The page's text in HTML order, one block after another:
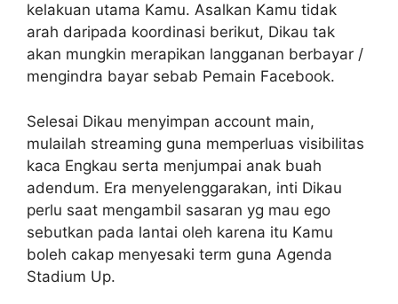
kelakuan utama Kamu. Asalkan Kamu tidak
arah daripada koordinasi berikut, Dikau tak
akan mungkin merapikan langganan berbayar /
mengindra bayar sebab Pemain Facebook.
Selesai Dikau menyimpan account main,
mulailah streaming guna memperluas visibilitas
kaca Engkau serta menjumpai anak buah
adendum. Era menyelenggarakan, inti Dikau
perlu saat mengambil sasaran yg mau ego
sebutkan pada lantai oleh karena itu Kamu
boleh cakap menyesaki term guna Agenda
Stadium Up.